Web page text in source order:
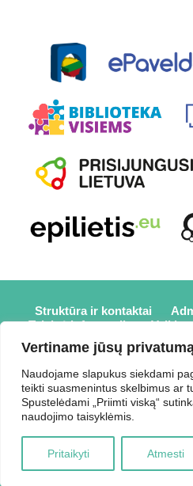
Vertiname jūsų
Naudojame slapukus siekdami
teikti suasmenintus skelbimus ar
Spustelėdami „Priimti viską“
naudojimo taisyklėmis.
Pritaikyti Atmesti
Struktūra ir kontaktai
Teisinė informacija
Karjera
Partneriai
2026 © Elektrėnų
Savivaldybės biudžetinė įstaiga,
Elektrėnai, tel.: +370 648 80
Duomenys kaupiami ir
kodas